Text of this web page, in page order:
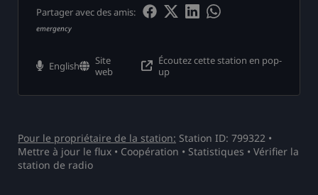
Partager avec des amis:
emergency
English
Site
web
Écoutez cette station en pop-
up
Pour le propriétaire de la station: Station ID: 799322 •
Mettre à jour le flux • Coopération • Statistiques • Vérifier la
station de radio